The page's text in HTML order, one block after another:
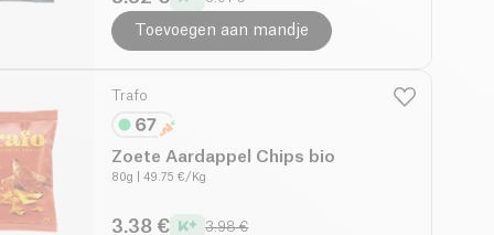
Toevoegen aan mandje
Trafo
Zoete Aardappel Chips bio
80g | 49.75 €/Kg
3.38 € 3.98 €